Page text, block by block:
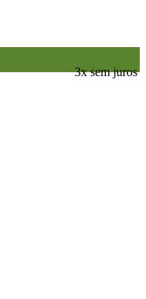
3x sem juros